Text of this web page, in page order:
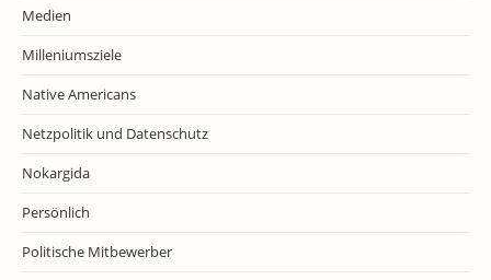
Medien
Milleniumsziele
Native Americans
Netzpolitik und Datenschutz
Nokargida
Persönlich
Politische Mitbewerber